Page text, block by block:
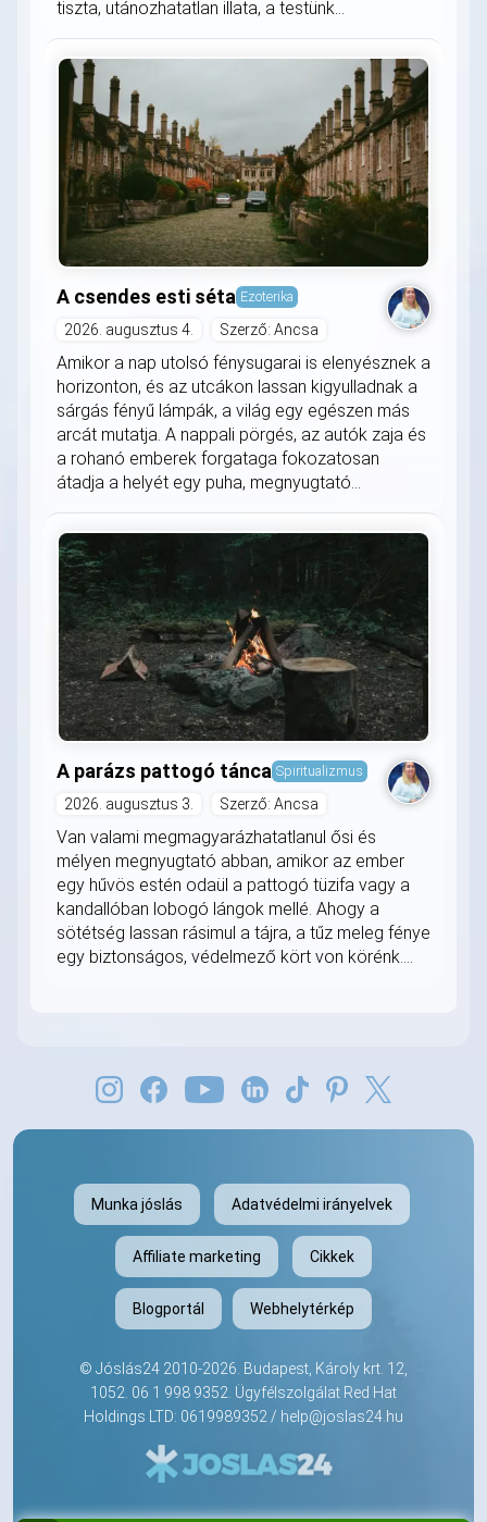
tiszta, utánozhatatlan illata, a testünk...
A csendes esti séta Ezoterika
2026. augusztus 4. Szerző: Ancsa
Amikor a nap utolsó fénysugarai is elenyésznek a
horizonton, és az utcákon lassan kigyulladnak a
sárgás fényű lámpák, a világ egy egészen más
arcát mutatja. A nappali pörgés, az autók zaja és
a rohanó emberek forgataga fokozatosan
átadja a helyét egy puha, megnyugtató...
A parázs pattogó tánca Spiritualizmus
2026. augusztus 3. Szerző: Ancsa
Van valami megmagyarázhatatlanul ősi és
mélyen megnyugtató abban, amikor az ember
egy hűvös estén odaül a pattogó tüzifa vagy a
kandallóban lobogó lángok mellé. Ahogy a
sötétség lassan rásimul a tájra, a tűz meleg fénye
egy biztonságos, védelmező kört von körénk....
Munka jóslás Adatvédelmi irányelvek
Affiliate marketing Cikkek
Blogportál Webhelytérkép
© Jóslás24 2010-2026. Budapest, Károly krt. 12,
1052. 06 1 998 9352. Ügyfélszolgálat Red Hat
Holdings LTD: 0619989352 / help@joslas24.hu